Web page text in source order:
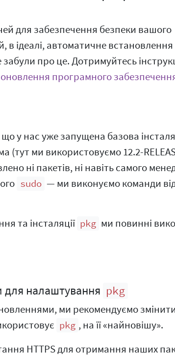
для забезпечення безпеки вашого
в ідеалі, автоматичне встановлення
про це. Дотримуйтесь
програмного
у нас уже запущена базова
(тут ми використовуємо 12.2-
ні пакетів, ні навіть самого
sudo — ми виконуємо команди від
та інсталяції pkg ми повинні
для налаштування pkg
ми рекомендуємо
pkg , на її «найновішу».
HTTPS для отримання наших